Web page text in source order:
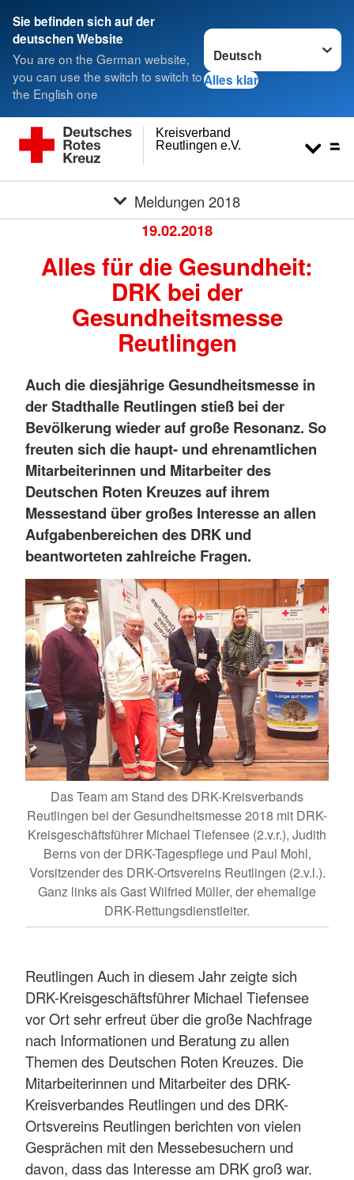
Sie befinden sich auf der
deutschen Website
You are on the German website,
you can use the switch to switch to
the English one
Sprache wechseln zu
Alles klar
Reutlingen e.V.
Kreisverband
Meldungen 2018
19.02.2018
Alles für die Gesundheit:
DRK bei der
Gesundheitsmesse
Reutlingen
Auch die diesjährige Gesundheitsmesse in
der Stadthalle Reutlingen stieß bei der
Bevölkerung wieder auf große Resonanz. So
freuten sich die haupt- und ehrenamtlichen
Mitarbeiterinnen und Mitarbeiter des
Deutschen Roten Kreuzes auf ihrem
Messestand über großes Interesse an allen
Aufgabenbereichen des DRK und
beantworteten zahlreiche Fragen.
Das Team am Stand des DRK-Kreisverbands
Reutlingen bei der Gesundheitsmesse 2018 mit DRK-
Kreisgeschäftsführer Michael Tiefensee (2.v.r.), Judith
Berns von der DRK-Tagespflege und Paul Mohl,
Vorsitzender des DRK-Ortsvereins Reutlingen (2.v.l.).
Ganz links als Gast Wilfried Müller, der ehemalige
DRK-Rettungsdienstleiter.
Reutlingen Auch in diesem Jahr zeigte sich
DRK-Kreisgeschäftsführer Michael Tiefensee
vor Ort sehr erfreut über die große Nachfrage
nach Informationen und Beratung zu allen
Themen des Deutschen Roten Kreuzes. Die
Mitarbeiterinnen und Mitarbeiter des DRK-
Kreisverbandes Reutlingen und des DRK-
Ortsvereins Reutlingen berichten von vielen
Gesprächen mit den Messebesuchern und
davon, dass das Interesse am DRK groß war.